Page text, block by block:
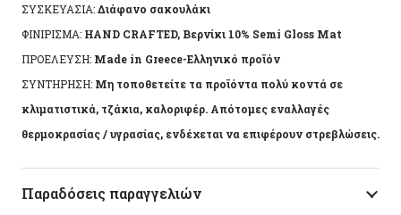
κατασκευής του. Made in Greece, by Korres Craft
ΣΥΣΚΕΥΑΣΙΑ:Διάφανο σακουλάκι
ΦΙΝΙΡΙΣΜΑ: HAND CRAFTED, Βερνίκι 10% Semi Gloss Mat
ΠΡΟΕΛΕΥΣΗ: Made in Greece-Ελληνικό προϊόν
ΣΥΝΤΗΡΗΣΗ: Μη τοποθετείτε τα προϊόντα πολύ κοντά σε
κλιματιστικά, τζάκια, καλοριφέρ. Απότομες εναλλαγές
θερμοκρασίας / υγρασίας, ενδέχεται να επιφέρουν στρεβλώσεις.
Παραδόσεις παραγγελιών